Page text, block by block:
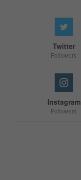
Twitter
Followers
Instagram
Followers